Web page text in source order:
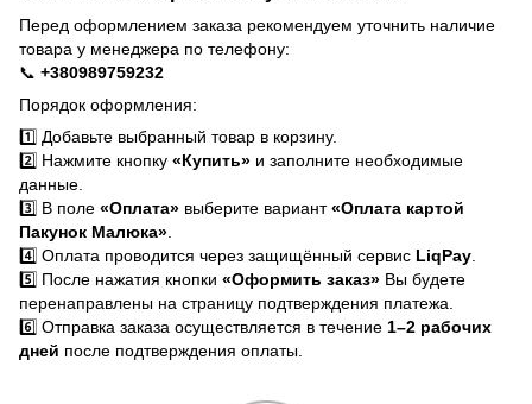
Перед оформлением заказа рекомендуем уточнить наличие
товара у менеджера по телефону:
📞 +380989759232
Порядок оформления:
1️⃣ Добавьте выбранный товар в корзину.
2️⃣ Нажмите кнопку «Купить» и заполните необходимые
данные.
3️⃣ В поле «Оплата» выберите вариант«Оплата картой
Пакунок Малюка»
4️⃣ Оплата проводится через защищённый сервис LiqPay
5️⃣ После нажатия кнопки «Оформить заказ» Вы будете
перенаправлены на страницу подтверждения платежа.
6️⃣ Отправка заказа осуществляется в течение 1–2 рабочих
дней после подтверждения оплаты.